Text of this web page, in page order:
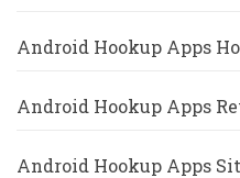
Android Hookup Apps
Android Hookup Apps
Android Hookup Apps